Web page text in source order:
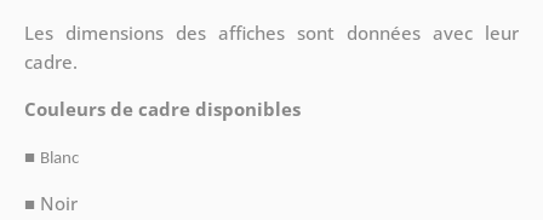
Les dimensions des affiches sont données avec leur
cadre.
Couleurs de cadre disponibles
■ Blanc
■ Noir